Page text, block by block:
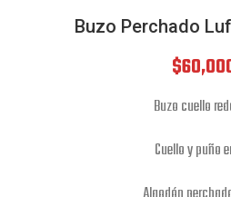
Buzo Perchado
$
Buzo cuello
Cuello y puño